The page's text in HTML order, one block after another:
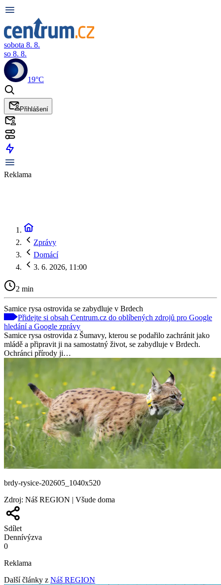
sobota 8. 8.
so 8. 8.
19°C
Přihlášení
Reklama
Zprávy
Domácí
3. 6. 2026, 11:00
2 min
Samice rysa ostrovida se zabydluje v Brdech
Přidejte si obsah Centrum.cz do oblíbených zdrojů pro Google
hledání a Google zprávy
Samice rysa ostrovida z Šumavy, kterou se podařilo zachránit jako
mládě a připravit ji na samostatný život, se zabydluje v Brdech.
Ochránci přírody ji…
brdy-rysice-202605_1040x520
Zdroj: Náš REGION | Všude doma
Sdílet
Dennívýzva
0
Reklama
Další články z Náš REGION